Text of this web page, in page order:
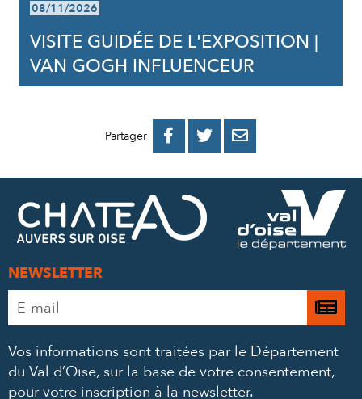
08/11/2026
VISITE GUIDÉE DE L'EXPOSITION |
VAN GOGH INFLUENCEUR
Partager 
PARTAGER
FACEBOOK
PARTAGER
PARTAGER
MAIL
NEWSLETTER
Adresse
e-
*
Je
à
Vos informations sont traitées par le Département
du Val d’Oise, sur la base de votre consentement,
pour votre inscription à la newsletter.